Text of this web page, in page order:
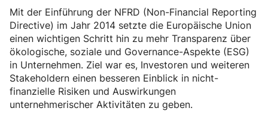
Mit der Einführung der NFRD (Non-Financial Reporting
Directive) im Jahr 2014 setzte die Europäische Union
einen wichtigen Schritt hin zu mehr Transparenz über
ökologische, soziale und Governance-Aspekte (ESG)
in Unternehmen. Ziel war es, Investoren und weiteren
Stakeholdern einen besseren Einblick in nicht-
finanzielle Risiken und Auswirkungen
unternehmerischer Aktivitäten zu geben.